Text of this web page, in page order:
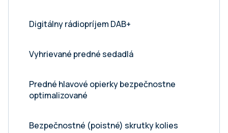
Digitálny rádiopríjem DAB+
Vyhrievané predné sedadlá
Predné hlavové opierky bezpečnostne
optimalizované
Bezpečnostné (poistné) skrutky kolies